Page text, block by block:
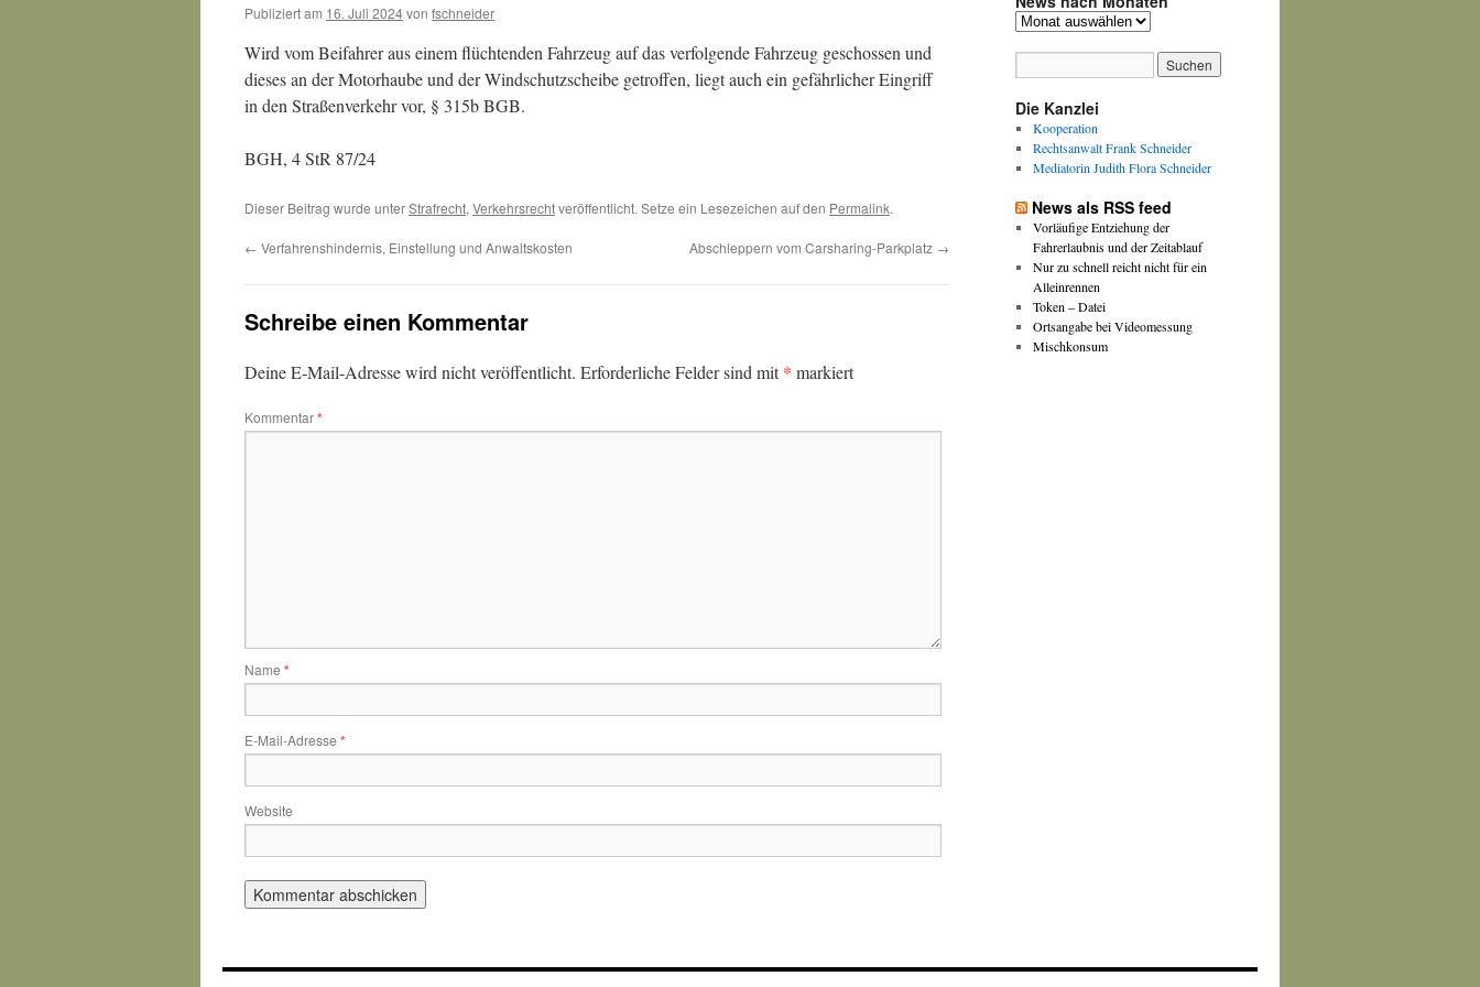
Publiziert am 16. Juli 2024von fschneider
Wird vom Beifahrer aus einem flüchtenden Fahrzeug auf das verfolgende Fahrzeug geschossen und
dieses an der Motorhaube und der Windschutzscheibe getroffen, liegt auch ein gefährlicher Eingriff
in den Straßenverkehr vor, § 315b BGB.
BGH, 4 StR 87/24
Dieser Beitrag wurde unterStrafrecht, Verkehrsrechtveröffentlicht. Setze ein Lesezeichen auf den Permalink.
← Verfahrenshindernis, Einstellung und Anwaltskosten Abschleppern vom Carsharing-Parkplatz →
Schreibe einen Kommentar
Deine E-Mail-Adresse wird nicht veröffentlicht. Erforderliche Felder sind mit* markiert
Kommentar*
Name *
E-Mail-Adresse *
Website
News
Die Kanzlei
Kooperation
Rechtsanwalt Frank Schneider
Mediatorin Judith Flora Schneider
News als RSS feed
Vorläufige Entziehung der
Fahrerlaubnis und der Zeitablauf
Nur zu schnell reicht nicht für ein
Alleinrennen
Token – Datei
Ortsangabe bei Videomessung
Mischkonsum